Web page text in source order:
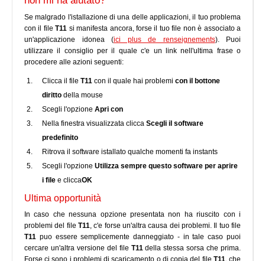
Se malgrado l'istallazione di una delle applicazioni, il tuo problema
con il fileT11 si manifesta ancora, forse il tuo file non è associato a
un'applicazione idonea (ici plus de renseignements). Puoi
utilizzare il consiglio per il quale c'e un link nell'ultima frase o
procedere alle azioni seguenti:
Clicca il file T11 con il quale hai problemi con il bottone
diritto della mouse
Scegli l'opzione Apri con
Nella finestra visualizzata clicca Scegli il software
predefinito
Ritrova il software istallato qualche momenti fa instants
Scegli l'opzione Utilizza sempre questo software per aprire
i file e cliccaOK
Ultima opportunità
In caso che nessuna opzione presentata non ha riuscito con i
problemi del file T11, c'e forse un'altra causa dei problemi. Il tuo file
T11 puo essere semplicemente danneggiato - in tale caso puoi
cercare un'altra versione del file T11della stessa sorsa che prima.
Forse ci sono i problemi di scaricamento o di copia del file T11, che